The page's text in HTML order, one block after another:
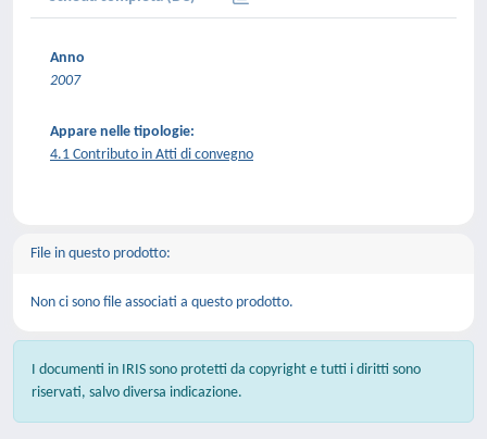
Anno
2007
Appare nelle tipologie:
4.1 Contributo in Atti di convegno
File in questo prodotto:
Non ci sono file associati a questo prodotto.
I documenti in IRIS sono protetti da copyright e tutti i diritti sono
riservati, salvo diversa indicazione.